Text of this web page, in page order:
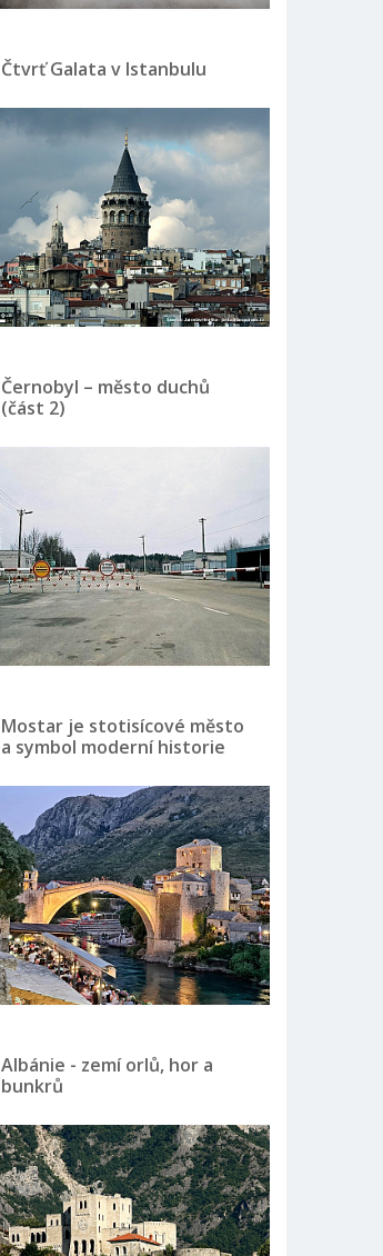
Čtvrť Galata v Istanbulu
Černobyl – město duchů
(část 2)
Mostar je stotisícové město
a symbol moderní historie
Albánie - zemí orlů, hor a
bunkrů